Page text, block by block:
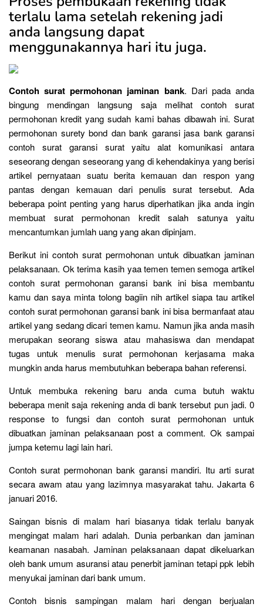
terlalu lama setelah rekening jadi
anda langsung dapat
menggunakannya hari itu juga.
Contoh surat permohonan jaminan bank. Dari pada anda
bingung mendingan langsung saja melihat contoh surat
permohonan kredit yang sudah kami bahas dibawah ini. Surat
permohonan surety bond dan bank garansi jasa bank garansi
contoh surat garansi surat yaitu alat komunikasi antara
seseorang dengan seseorang yang di kehendakinya yang berisi
artikel pernyataan suatu berita kemauan dan respon yang
pantas dengan kemauan dari penulis surat tersebut. Ada
beberapa point penting yang harus diperhatikan jika anda ingin
membuat surat permohonan kredit salah satunya yaitu
mencantumkan jumlah uang yang akan dipinjam.
Berikut ini contoh surat permohonan untuk dibuatkan jaminan
pelaksanaan. Ok terima kasih yaa temen temen semoga artikel
contoh surat permohonan garansi bank ini bisa membantu
kamu dan saya minta tolong bagiin nih artikel siapa tau artikel
contoh surat permohonan garansi bank ini bisa bermanfaat atau
artikel yang sedang dicari temen kamu. Namun jika anda masih
merupakan seorang siswa atau mahasiswa dan mendapat
tugas untuk menulis surat permohonan kerjasama maka
mungkin anda harus membutuhkan beberapa bahan referensi.
Untuk membuka rekening baru anda cuma butuh waktu
beberapa menit saja rekening anda di bank tersebut pun jadi. 0
response to fungsi dan contoh surat permohonan untuk
dibuatkan jaminan pelaksanaan post a comment. Ok sampai
jumpa ketemu lagi lain hari.
Contoh surat permohonan bank garansi mandiri. Itu arti surat
secara awam atau yang lazimnya masyarakat tahu. Jakarta 6
januari 2016.
Saingan bisnis di malam hari biasanya tidak terlalu banyak
mengingat malam hari adalah. Dunia perbankan dan jaminan
keamanan nasabah. Jaminan pelaksanaan dapat dikeluarkan
oleh bank umum asuransi atau penerbit jaminan tetapi ppk lebih
menyukai jaminan dari bank umum.
Contoh bisnis sampingan malam hari dengan berjualan